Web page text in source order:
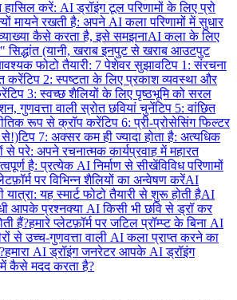
करें: AI ड्रॉइंग टूल परिणामों के लिए प्रो
मायने रखती है: अपने AI कला परिणामों में सुधार
कैसे करता है, इसे समझनाAI कला के लिए
सिद्धांत (यानी, खराब इनपुट से खराब आउटपुट
फोटो तैयारी: 7 पेशेवर सुझावटिप 1: संरचना
करेंटिप 2: स्पष्टता के लिए प्रकाश व्यवस्था और
टिप 3: स्वच्छ शैलियों के लिए पृष्ठभूमि को सरल
गुणवत्ता वाली स्रोत छवियां चुनेंटिप 5: वांछित
रूप से क्रॉप करेंटिप 6: प्री-प्रोसेसिंग फिल्टर
से!)टिप 7: अक्सर कम ही ज्यादा होता है: अत्यधिक
से परे: अपने रचनात्मक कार्यप्रवाह में महारत
है: प्रत्येक AI निर्माण से सीखेंविविध परिणामों
पर विभिन्न शैलियों का अन्वेषण करेंAI
यह स्मार्ट फोटो तैयारी से शुरू होती हैAI
आपके प्रश्नक्या AI किसी भी छवि से ड्रॉ कर
हैं?हमारे प्लेटफ़ॉर्म पर जटिल प्रॉम्प्ट के बिना AI
से उच्च-गुणवत्ता वाली AI कला प्राप्त करने का
हमारा AI ड्रॉइंग जनरेटर आपके AI ड्रॉइंग
कैसे मदद करता है?